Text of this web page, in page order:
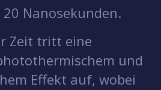
Nanosekunden.
Zeit tritt eine
und
Effekt auf, wobei